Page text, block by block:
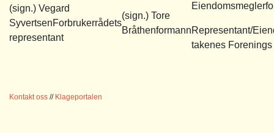
(sign.) Vegard
SyvertsenForbrukerrådets
representant
(sign.) Tore
BråthenformannRepresentant/
takenes
Kontakt oss // Klageportalen